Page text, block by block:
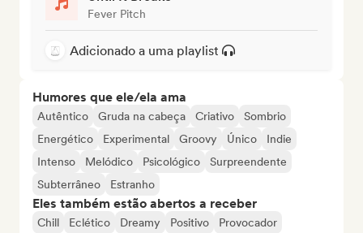
Fever Pitch
Adicionado a uma playlist
Humores que ele/ela ama
Autêntico Gruda na cabeça Criativo
Sombrio
Energético
Experimental Groovy Único
Indie
Intenso
Melódico Psicológico
Surpreendente
Subterrâneo
Estranho
Eles também estão abertos a receber
Chill Eclético Dreamy Positivo
Provocador